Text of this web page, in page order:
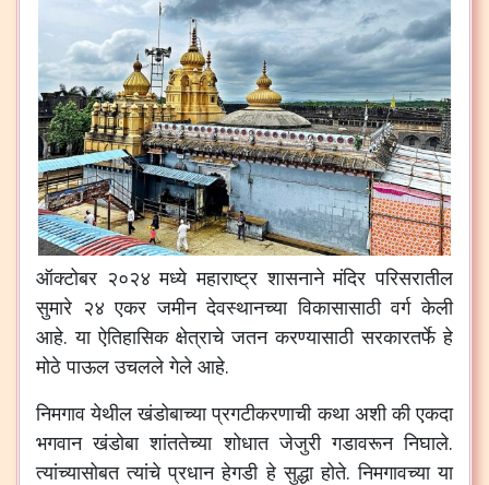
ऑक्टोबर २०२४ मध्ये महाराष्ट्र शासनाने मंदिर परिसरातील
सुमारे २४ एकर जमीन देवस्थानच्या विकासासाठी वर्ग केली
आहे. या ऐतिहासिक क्षेत्राचे जतन करण्यासाठी सरकारतर्फे हे
मोठे पाऊल उचलले गेले आहे.
निमगाव येथील खंडोबाच्या प्रगटीकरणाची कथा अशी की एकदा
भगवान खंडोबा शांततेच्या शोधात जेजुरी गडावरून निघाले.
त्यांच्यासोबत त्यांचे प्रधान हेगडी हे सुद्धा होते. निमगावच्या या